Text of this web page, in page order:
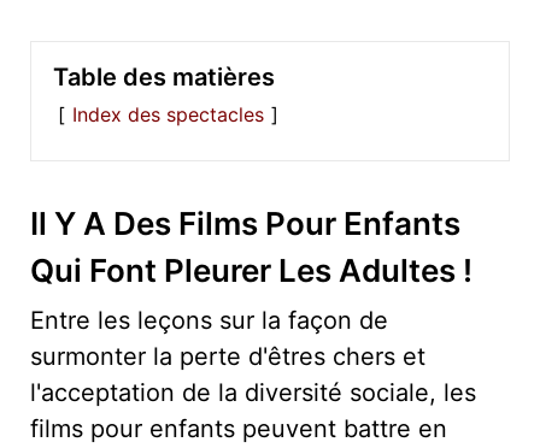
Table des matières
Index des spectacles
Il Y A Des Films Pour Enfants
Qui Font Pleurer Les Adultes !
Entre les leçons sur la façon de
surmonter la perte d'êtres chers et
l'acceptation de la diversité sociale, les
films pour enfants peuvent battre en